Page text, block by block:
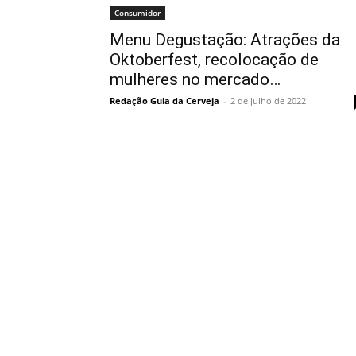
Consumidor
Menu Degustação: Atrações da
Oktoberfest, recolocação de
mulheres no mercado…
Redação Guia da Cerveja - 2 de julho de 2022